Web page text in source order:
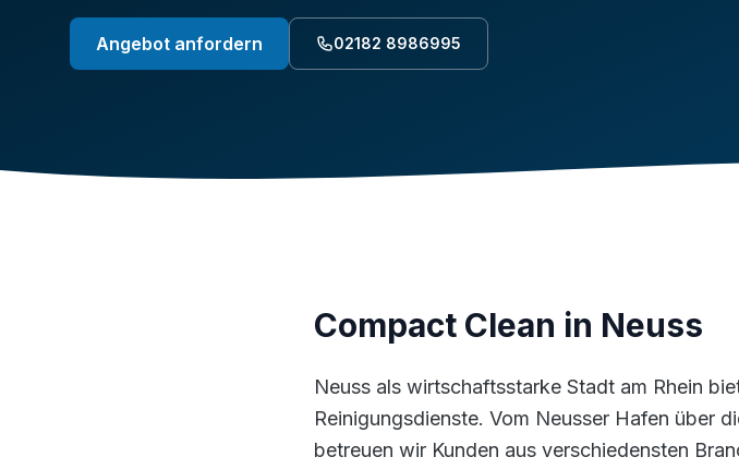
Angebot anfordern 02182 8986995
Compact Clean in Neuss
Neuss als wirtschaftsstarke Stadt am Rhein
Reinigungsdienste. Vom Neusser Hafen über
betreuen wir Kunden aus verschiedensten